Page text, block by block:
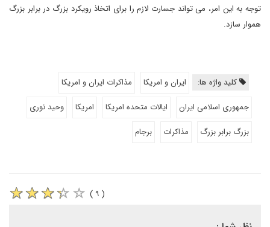
توجه به این امر، می تواند جسارت لازم را برای اتخاذ رویکرد بزرگ در برابر بزرگ
هموار سازد.
کلید واژه ها: ایران و امریکا
مذاکرات ایران و امریکا
جمهوری اسلامی ایران
ایالات متحده امریکا امریکا
وحید نوری
بزرگ برابر بزرگ
مذاکرات برجام
( ۹ )